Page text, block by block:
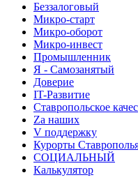
Беззалоговый
Микро-старт
Микро-оборот
Микро-инвест
Промышленник
Я - Самозанятый
Доверие
IT-Развитие
Ставропольское
Za наших
V поддержку
Курорты
СОЦИАЛЬНЫЙ
Калькулятор